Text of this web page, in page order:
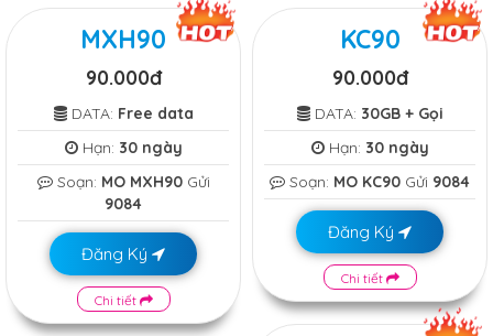
MXH90
90.000đ
DATA: Free data
Hạn: 30 ngày
Soạn: MO MXH90Gửi
9084
Đăng Ký
Chi tiết
KC90
90.000đ
DATA: 30GB + Gọi
Hạn: 30 ngày
Soạn: MO KC90 Gửi 9084
Đăng Ký
Chi tiết